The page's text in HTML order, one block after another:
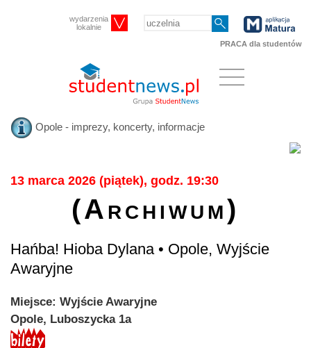
wydarzenia
lokalnie
PRACA dla studentów
Opole - imprezy, koncerty, informacje
13 marca 2026 (piątek), godz. 19:30
(Archiwum)
Hańba! Hioba Dylana • Opole, Wyjście
Awaryjne
Miejsce: Wyjście Awaryjne
Opole, Luboszycka 1a